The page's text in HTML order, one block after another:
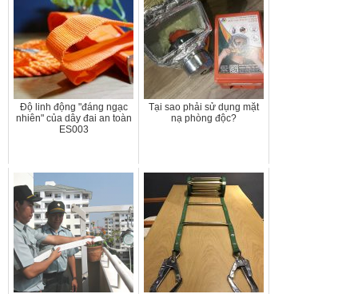
Độ linh động "đáng ngạc
nhiên" của dây đai an toàn
ES003
Tại sao phải sử dụng mặt
nạ phòng độc?